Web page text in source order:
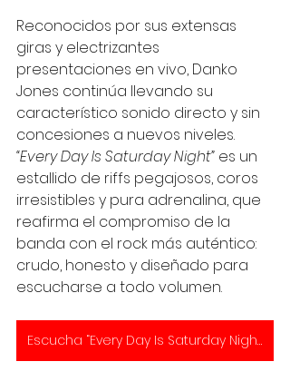
Reconocidos por sus extensas
giras y electrizantes
presentaciones en vivo, Danko
Jones continúa llevando su
característico sonido directo y sin
concesiones a nuevos niveles.
“Every Day Is Saturday Night” es un
estallido de riffs pegajosos, coros
irresistibles y pura adrenalina, que
reafirma el compromiso de la
banda con el rock más auténtico:
crudo, honesto y diseñado para
escucharse a todo volumen.
Escucha “Every Day Is Saturday Night”